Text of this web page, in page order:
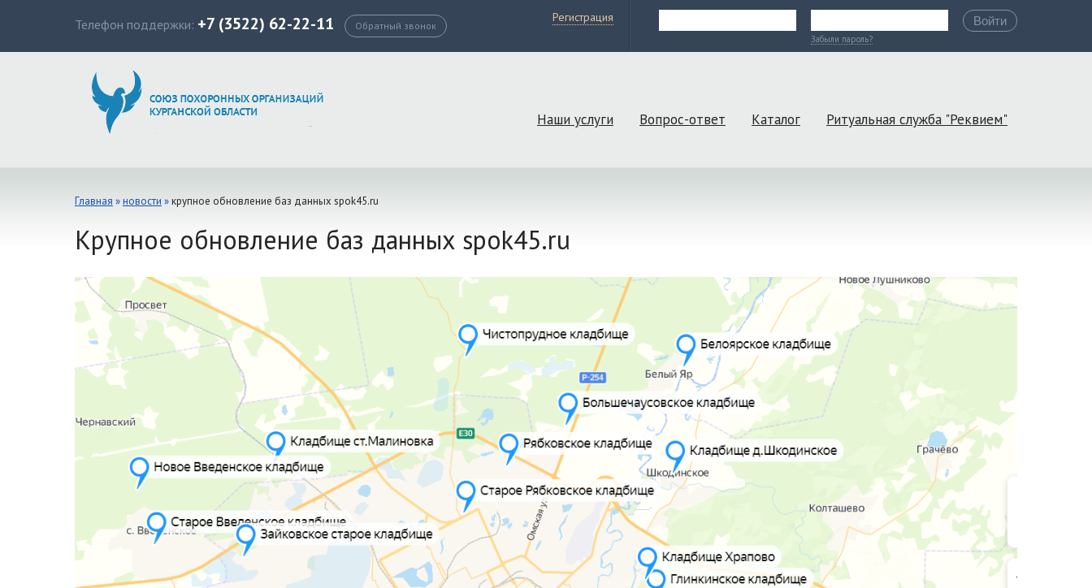
Телефон поддержки: +7 (3522) 62-22-11 Обратный звонок
Регистрация
Забыли пароль?
Войти
Наши услуги Вопрос-ответ Каталог Ритуальная служба "Реквием"
Главная »новости »крупное обновление баз данных spok45.ru
Крупное обновление баз данных spok45.ru